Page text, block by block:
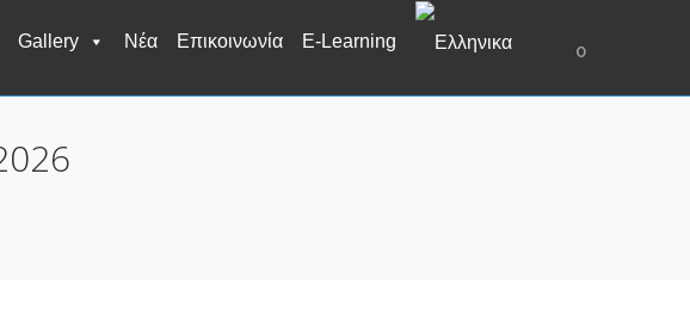
0
Gallery Νέα Επικοινωνία E-Learning